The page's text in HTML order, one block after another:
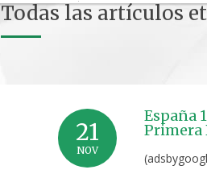
Todas las artículos
21
NOV
España
Primera